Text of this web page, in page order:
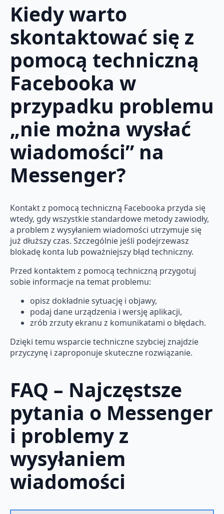
Kiedy warto
skontaktować się z
pomocą techniczną
Facebooka w
przypadku problemu
„nie można wysłać
wiadomości” na
Messenger?
Kontakt z pomocą techniczną Facebooka przyda się
wtedy, gdy wszystkie standardowe metody zawiodły,
a problem z wysyłaniem wiadomości utrzymuje się
już dłuższy czas. Szczególnie jeśli podejrzewasz
blokadę konta lub poważniejszy błąd techniczny.
Przed kontaktem z pomocą techniczną przygotuj
sobie informacje na temat problemu:
opisz dokładnie sytuację i objawy,
podaj dane urządzenia i wersję aplikacji,
zrób zrzuty ekranu z komunikatami o błędach.
Dzięki temu wsparcie techniczne szybciej znajdzie
przyczynę i zaproponuje skuteczne rozwiązanie.
FAQ – Najczęstsze
pytania o Messenger
i problemy z
wysyłaniem
wiadomości